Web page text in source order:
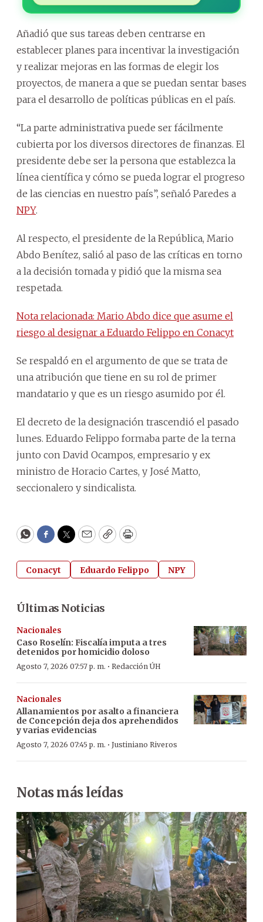
Añadió que sus tareas deben centrarse en
establecer planes para incentivar la investigación
y realizar mejoras en las formas de elegir los
proyectos, de manera a que se puedan sentar bases
para el desarrollo de políticas públicas en el país.
“La parte administrativa puede ser fácilmente
cubierta por los diversos directores de finanzas. El
presidente debe ser la persona que establezca la
línea científica y cómo se pueda lograr el progreso
de las ciencias en nuestro país”, señaló Paredes a
NPY.
Al respecto, el presidente de la República, Mario
Abdo Benítez, salió al paso de las críticas en torno
a la decisión tomada y pidió que la misma sea
respetada.
Nota relacionada: Mario Abdo dice que asume el
riesgo al designar a Eduardo Felippo en Conacyt
Se respaldó en el argumento de que se trata de
una atribución que tiene en su rol de primer
mandatario y que es un riesgo asumido por él.
El decreto de la designación trascendió el pasado
lunes. Eduardo Felippo formaba parte de la terna
junto con David Ocampos, empresario y ex
ministro de Horacio Cartes, y José Matto,
seccionalero y sindicalista.
WhatsApp
Facebook
Twitter
EmailCopyPrint
Conacyt Eduardo Felippo NPY
Últimas Noticias
Nacionales
Caso Roselín: Fiscalía imputa a tres
detenidos por homicidio doloso
Agosto 7, 2026 07:57 p. m. · Redacción ÚH
Nacionales
Allanamientos por asalto a financiera
de Concepción deja dos aprehendidos
y varias evidencias
Agosto 7, 2026 07:45 p. m. · Justiniano Riveros
Notas más leídas